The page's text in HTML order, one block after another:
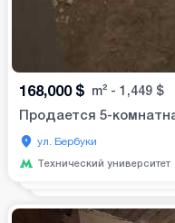
168,000 $ m² - 1,449 $
Продается 5-
ул. Бербуки
Технический университет